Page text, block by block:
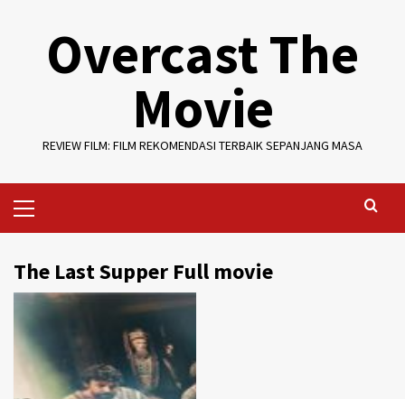
Overcast The
Movie
REVIEW FILM: FILM REKOMENDASI TERBAIK SEPANJANG MASA
Menu
The Last Supper Full movie